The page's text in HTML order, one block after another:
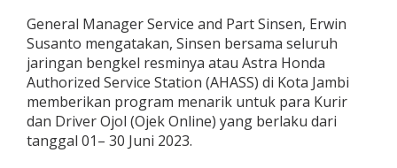
a
n
K
u
r
i
r
,
S
General Manager Service and Part Sinsen, Erwin
Susanto mengatakan, Sinsen bersama seluruh
jaringan bengkel resminya atau Astra Honda
Authorized Service Station (AHASS) di Kota Jambi
memberikan program menarik untuk para Kurir
dan Driver Ojol (Ojek Online) yang berlaku dari
tanggal 01– 30 Juni 2023.